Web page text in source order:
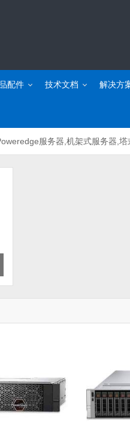
配件 技术文档 解决方
服务器,机架式服务器,塔